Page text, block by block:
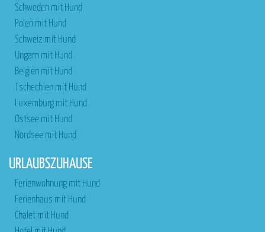
Schweden mit Hund
Polen mit Hund
Schweiz mit Hund
Ungarn mit Hund
Belgien mit Hund
Tschechien mit Hund
Luxemburg mit Hund
Ostsee mit Hund
Nordsee mit Hund
URLAUBSZUHAUSE
Ferienwohnung mit Hund
Ferienhaus mit Hund
Chalet mit Hund